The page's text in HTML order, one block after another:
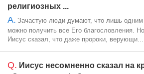
религиозных ...
A. Зачастую люди думают, что лишь одним
можно получить все Его благословления.
Иисус сказал, что даже пророки, верующи...
Q. Иисус несомненно сказал на